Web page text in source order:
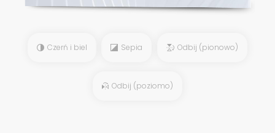
Czerń i biel Sepia Odbij (pionowo)
Odbij (poziomo)